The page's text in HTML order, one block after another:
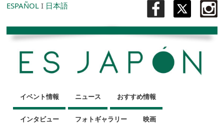
ESPAÑOL I 日本語
イベント情報 ニュース おすすめ情報
インタビュー フォトギャラリー 映画